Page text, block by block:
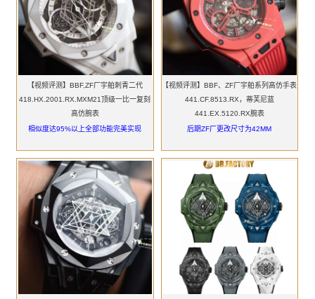
【视频评测】BBF,ZF厂宇舶刺青二代
418.HX.2001.RX.MXM21顶级一比一复刻
高仿腕表
相似度达95%以上全部功能完美实现
【视频评测】BBF、ZF厂宇舶系列高仿手表
441.CF.8513.RX，蒂芙尼蓝
441.EX.5120.RX腕表
后期ZF厂更改尺寸为42MM